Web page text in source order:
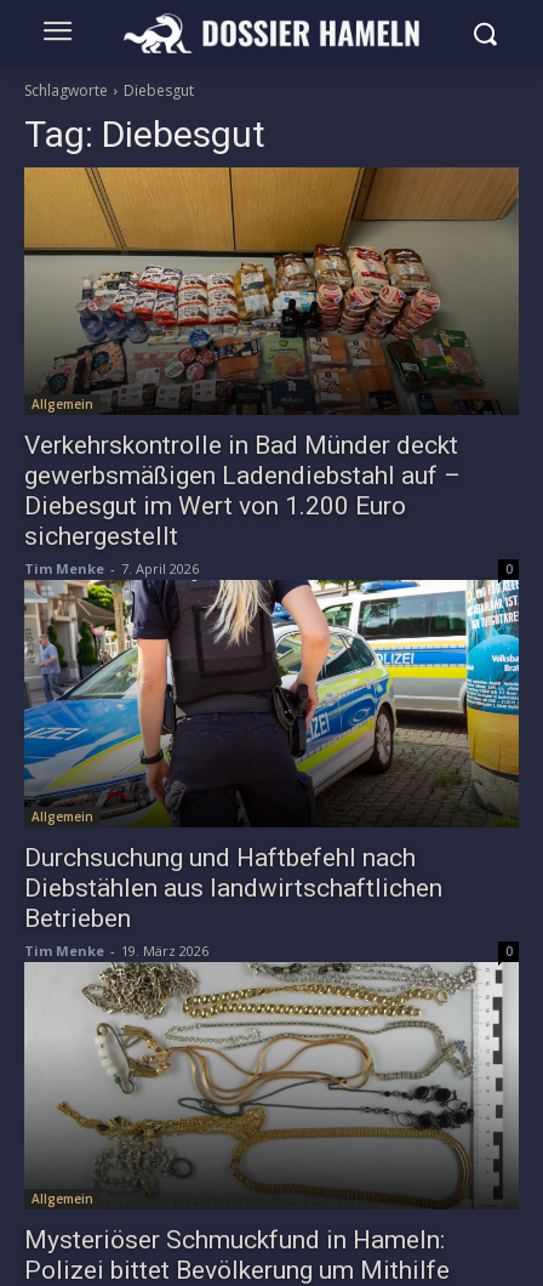
Schlagworte Diebesgut
Tag: Diebesgut
Allgemein
Verkehrskontrolle in Bad Münder deckt
gewerbsmäßigen Ladendiebstahl auf –
Diebesgut im Wert von 1.200 Euro
sichergestellt
Tim Menke - 7. April 2026 0
Allgemein
Durchsuchung und Haftbefehl nach
Diebstählen aus landwirtschaftlichen
Betrieben
Tim Menke - 19. März 2026 0
Allgemein
Mysteriöser Schmuckfund in Hameln:
Polizei bittet Bevölkerung um Mithilfe